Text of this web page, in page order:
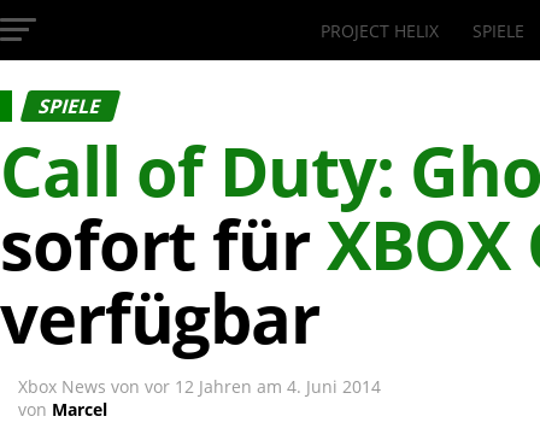
InsideXbox.de
PROJECT HELIX SPIELE
SPIELE
Call of Duty:
sofort fürXBOX
verfügbar
Xbox News von vor 12 Jahren am 4. Juni 2014
von Marcel